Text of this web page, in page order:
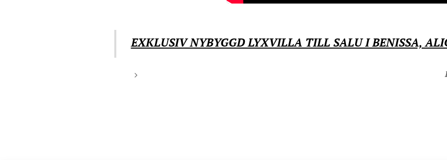
EXKLUSIV NYBYGGD LYXVILLA TILL SALU I BENISSA,